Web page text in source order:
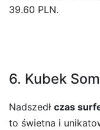
39.60 PLN.
6. Kubek
Nadszedł czas
to świetna i